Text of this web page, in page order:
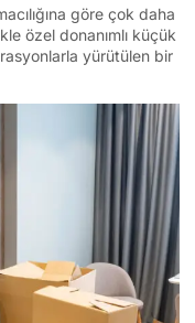
göre çok daha
özel donanımlı küçük
yürütülen bir